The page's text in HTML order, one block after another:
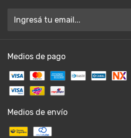
Medios de pago
Medios de envío